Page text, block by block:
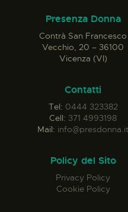
Presenza Donna
Contrà San Francesco
Vecchio, 20 – 36100
Vicenza (VI)
Contatti
Tel: 0444 323382
Cell: 371 4993198
Mail: info@presdonna.it
Policy del Sito
Privacy Policy
Cookie Policy